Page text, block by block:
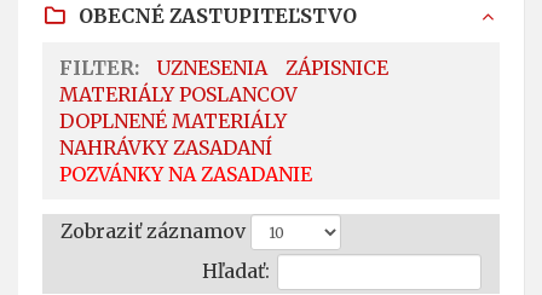
OBECNÉ ZASTUPITEĽSTVO
FILTER: UZNESENIA
ZÁPISNICE
MATERIÁLY POSLANCOV
DOPLNENÉ MATERIÁLY
NAHRÁVKY ZASADANÍ
POZVÁNKY NA ZASADANIE
Zobraziť záznamov
Hľadať: